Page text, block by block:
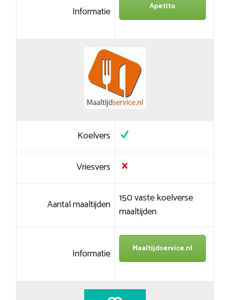
Informatie Apetito
Koelvers
Vriesvers
Aantal maaltijden 150 vaste koelverse
maaltijden
Informatie Maaltijdservice.nl